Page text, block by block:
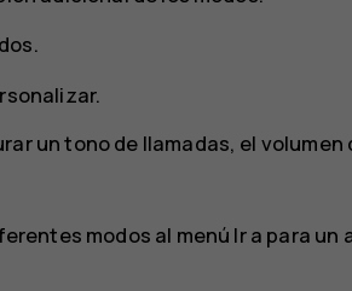
.
.
un tono de llamadas, el
modos al menú Ir a para un